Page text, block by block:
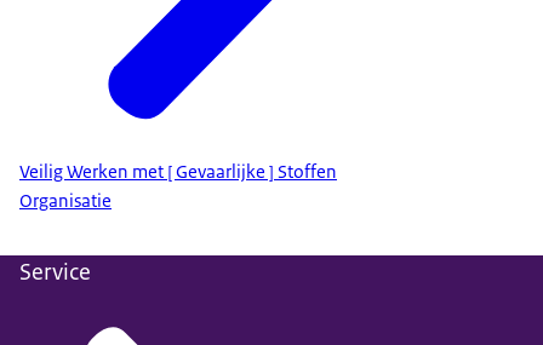
Veilig Werken met [ Gevaarlijke ] Stoffen
Organisatie
Service